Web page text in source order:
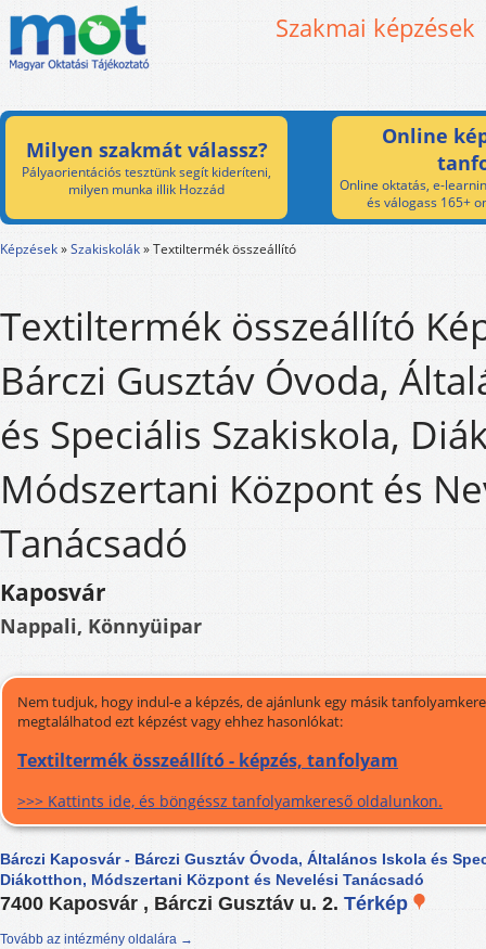
Szakmai képzések
Milyen szakmát válassz?
Pályaorientációs tesztünk segít kideríteni,
milyen munka illik Hozzád
Online
Online oktatás, e-
és válogass 165+
Képzések»Szakiskolák»Textiltermék összeállító
Textiltermék összeállító
Bárczi Gusztáv Óvoda,
és Speciális Szakiskola,
Módszertani Központ és
Tanácsadó
Kaposvár
Nappali, Könnyüipar
Nem tudjuk, hogy indul-e a képzés, de ajánlunk egy másik
megtalálhatod ezt képzést vagy ehhez hasonlókat:
Textiltermék összeállító - képzés, tanfolyam
>>> Kattints ide, és böngéssz tanfolyamkereső oldalunkon.
Bárczi Kaposvár - Bárczi Gusztáv Óvoda, Általános Iskola és
Diákotthon, Módszertani Központ és Nevelési Tanácsadó
7400 Kaposvár , Bárczi Gusztáv u. 2. Térkép
Tovább az intézmény oldalára →